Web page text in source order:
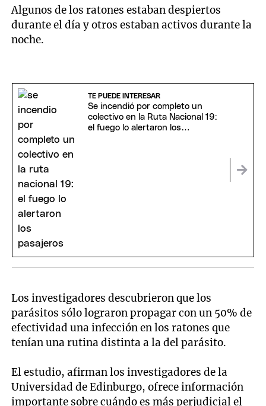
Algunos de los ratones estaban despiertos
durante el día y otros estaban activos durante la
noche.
TE PUEDE INTERESAR
Se incendió por completo un
colectivo en la Ruta Nacional 19:
el fuego lo alertaron los
Los investigadores descubrieron que los
parásitos sólo lograron propagar con un 50% de
efectividad una infección en los ratones que
tenían una rutina distinta a la del parásito.
El estudio, afirman los investigadores de la
Universidad de Edinburgo, ofrece información
importante sobre cuándo es más perjudicial el